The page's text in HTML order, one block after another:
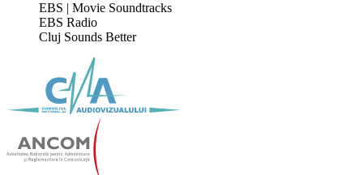
EBS | Movie Soundtracks
EBS Radio
Cluj Sounds Better